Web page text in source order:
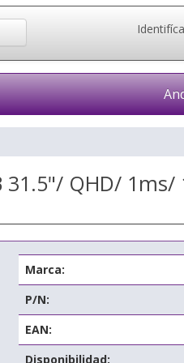
QHD/ 1ms/
Marca:
P/N:
EAN:
Disponibilidad: